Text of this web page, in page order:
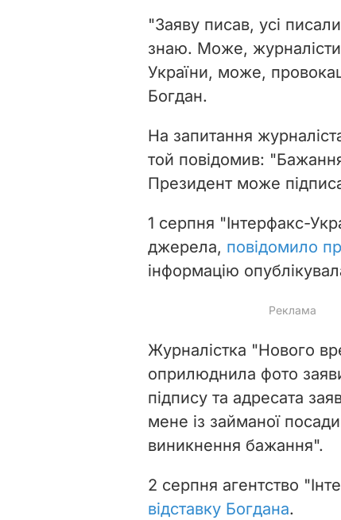
"Заяву писав, усі
знаю. Може,
України, може,
Богдан.
На запитання
той повідомив:
Президент може
1 серпня "Інтерфакс-
джерела, повідомило
інформацію
Журналістка "Нового
оприлюднила фото
підпису та адресата
мене із займаної
виникнення бажання".
2 серпня агентство
відставку Богдана.